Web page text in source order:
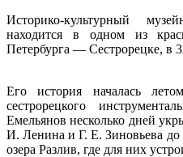
Историко-культурный
находится в одном из
Петербурга — Сестрорецке, в
Его история началась
сестрорецкого
Емельянов несколько дней
И. Ленина и Г. Е. Зиновьева до
озера Разлив, где для них